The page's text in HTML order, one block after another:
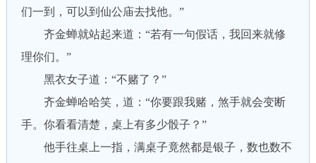
们一到，可以到仙公庙去找他。”
齐金蝉就站起来道：“若有一句假话，我回来就修
理你们。”
黑衣女子道：“不赌了？”
齐金蝉哈哈笑，道：“你要跟我赌，煞手就会变断
手。你看看清楚，桌上有多少骰子？”
他手往桌上一指，满桌子竟然都是银子，数也数不